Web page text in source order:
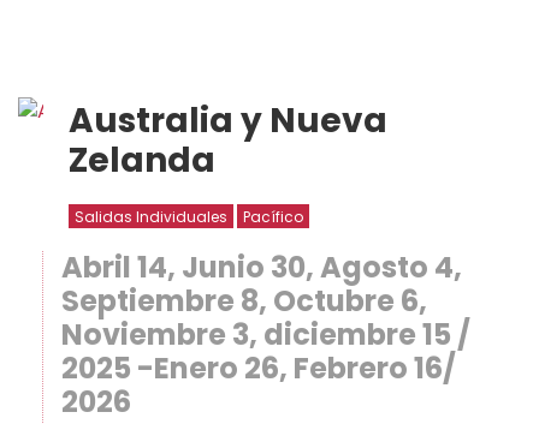
Australia y Nueva
Zelanda
Salidas Individuales Pacífico
Abril 14, Junio 30, Agosto 4,
Septiembre 8, Octubre 6,
Noviembre 3, diciembre 15 /
2025 -Enero 26, Febrero 16/
2026